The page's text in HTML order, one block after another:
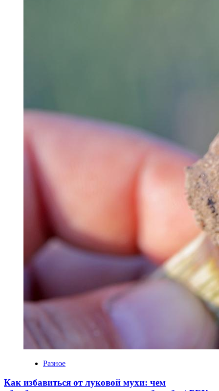
Разное
Как избавиться от луковой мухи: чем